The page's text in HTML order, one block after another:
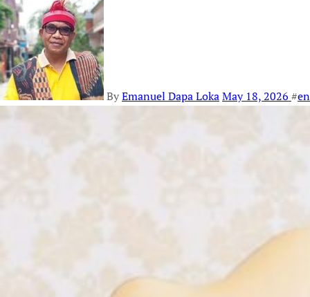
ByEmanuel Dapa LokaMay 18, 2026 #